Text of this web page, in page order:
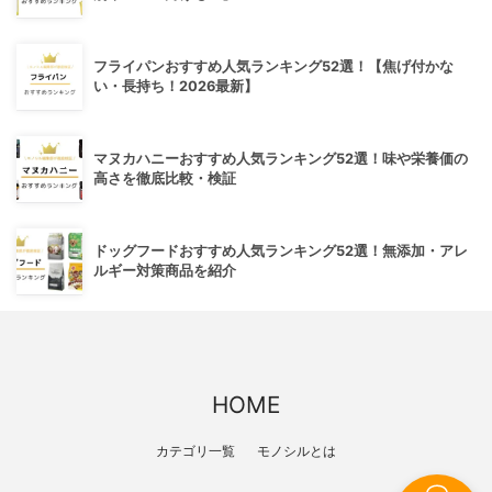
フライパンおすすめ人気ランキング52選！【焦げ付かな
い・長持ち！2026最新】
マヌカハニーおすすめ人気ランキング52選！味や栄養価の
高さを徹底比較・検証
ドッグフードおすすめ人気ランキング52選！無添加・アレ
ルギー対策商品を紹介
HOME
カテゴリ一覧 モノシルとは